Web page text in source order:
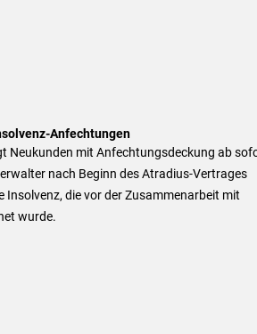
Anfechtungen
Neukunden mit Anfechtungsdeckung ab
nach Beginn des Atradius-Vertrages
die vor der Zusammenarbeit mit
wurde.